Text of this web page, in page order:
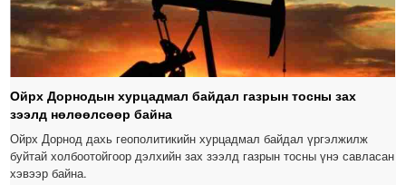
Ойрх Дорнодын хурцадмал байдал газрын тосны зах
зээлд нөлөөлсөөр байна
Ойрх Дорнод дахь геополитикийн хурцадмал байдал үргэлжилж
буйтай холбоотойгоор дэлхийн зах зээлд газрын тосны үнэ савласан
хэвээр байна.